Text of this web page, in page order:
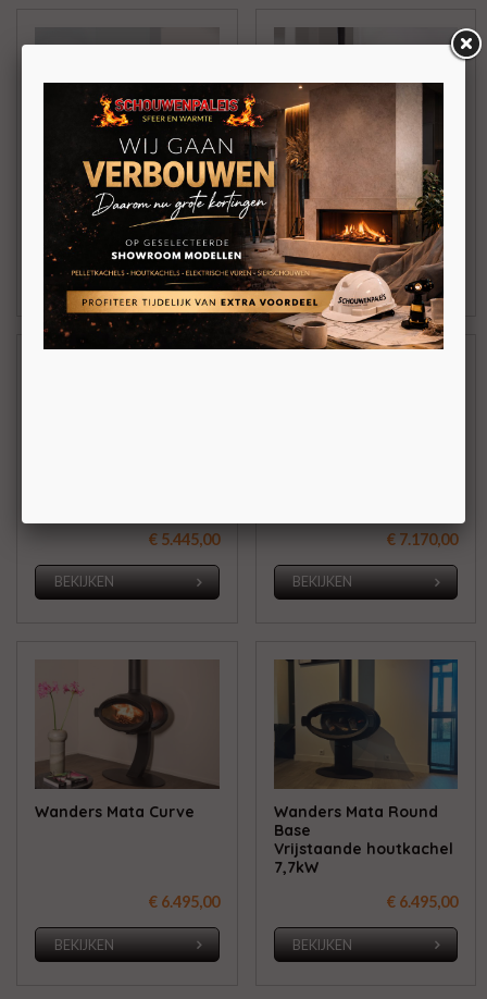
Wanders S75 hoek
BEKIJKEN
Wanders Square 75
Tunnel
€ 5.015,00
BEKIJKEN
€ 5.445,00
BEKIJKEN
€ 7.170,00
BEKIJKEN
Wanders Mata Curve
€ 6.495,00
BEKIJKEN
Wanders Mata Round
Base
Vrijstaande houtkachel
7,7kW
€ 6.495,00
BEKIJKEN